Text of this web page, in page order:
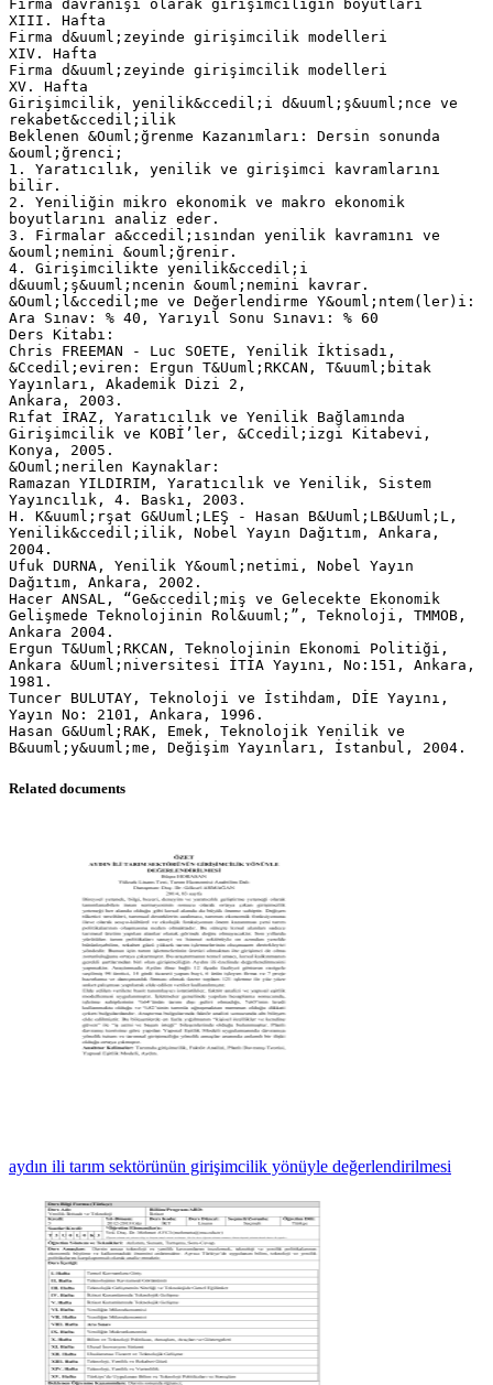
Firma davranışı olarak girişimciliğin boyutları
XIII. Hafta
Firma d&uuml;zeyinde girişimcilik modelleri
XIV. Hafta
Firma d&uuml;zeyinde girişimcilik modelleri
XV. Hafta
Girişimcilik, yenilik&ccedil;i d&uuml;ş&uuml;nce ve
rekabet&ccedil;ilik
Beklenen &Ouml;ğrenme Kazanımları: Dersin sonunda
&ouml;ğrenci;
1. Yaratıcılık, yenilik ve girişimci kavramlarını
bilir.
2. Yeniliğin mikro ekonomik ve makro ekonomik
boyutlarını analiz eder.
3. Firmalar a&ccedil;ısından yenilik kavramını ve
&ouml;nemini &ouml;ğrenir.
4. Girişimcilikte yenilik&ccedil;i
d&uuml;ş&uuml;ncenin &ouml;nemini kavrar.
&Ouml;l&ccedil;me ve Değerlendirme Y&ouml;ntem(ler)i:
Ara Sınav: % 40, Yarıyıl Sonu Sınavı: % 60
Ders Kitabı:
Chris FREEMAN - Luc SOETE, Yenilik İktisadı,
&Ccedil;eviren: Ergun T&Uuml;RKCAN, T&uuml;bitak
Yayınları, Akademik Dizi 2,
Ankara, 2003.
Rıfat İRAZ, Yaratıcılık ve Yenilik Bağlamında
Girişimcilik ve KOBİ’ler, &Ccedil;izgi Kitabevi,
Konya, 2005.
&Ouml;nerilen Kaynaklar:
Ramazan YILDIRIM, Yaratıcılık ve Yenilik, Sistem
Yayıncılık, 4. Baskı, 2003.
H. K&uuml;rşat G&Uuml;LEŞ - Hasan B&Uuml;LB&Uuml;L,
Yenilik&ccedil;ilik, Nobel Yayın Dağıtım, Ankara,
2004.
Ufuk DURNA, Yenilik Y&ouml;netimi, Nobel Yayın
Dağıtım, Ankara, 2002.
Hacer ANSAL, “Ge&ccedil;miş ve Gelecekte Ekonomik
Gelişmede Teknolojinin Rol&uuml;”, Teknoloji, TMMOB,
Ankara 2004.
Ergun T&Uuml;RKCAN, Teknolojinin Ekonomi Politiği,
Ankara &Uuml;niversitesi İTİA Yayını, No:151, Ankara,
1981.
Tuncer BULUTAY, Teknoloji ve İstihdam, DİE Yayını,
Yayın No: 2101, Ankara, 1996.
Hasan G&Uuml;RAK, Emek, Teknolojik Yenilik ve
Related documents
aydın ili tarım sektörünün girişimcilik yönüyle değerlendirilmesi